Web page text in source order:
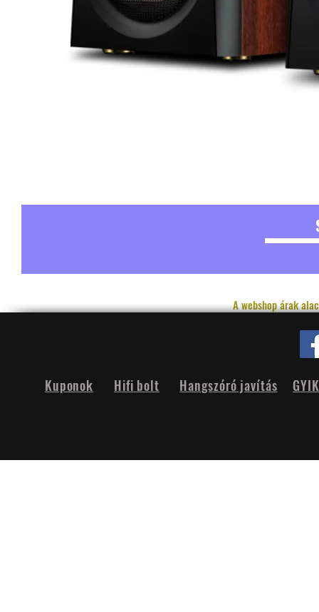
A webshop árak
Hifi bolt
Kuponok Hangszóró javítás GYIK